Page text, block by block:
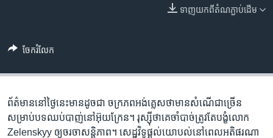
ទៅ​
ទំព័រ​
រក
ទាញ​យក​ពី​តំណភ្ជាប់​ដើម
ចែករំលែក
ព័ត៌មាន​នៅ​ថ្ងៃនេះ​មាន​ដូចជា ចក្រភព​អង់គ្លេស​ថា​មាន​សំណើ​ជាច្រើន​
សម្រាប់​បទឈប់បាញ់​នៅ​អ៊ុយក្រែន។ រុស្ស៊ី​ថា​គេ​ចាំបាច់​ត្រូវតែ​បង្ខំ​លោក
Zelenskyy ឲ្យ​ចរចា​សន្តិភាព។ សេដ្ឋវិទូ​ផ្ដល់​យោបល់​នៅ​ពេល​អតិផរណា​